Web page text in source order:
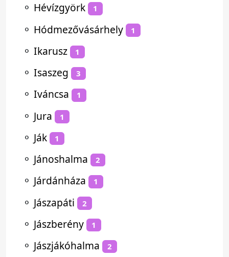
⚬ Hévízgyörk 1
⚬ Hódmezővásárhely 1
⚬ Ikarusz 1
⚬ Isaszeg 3
⚬ Iváncsa 1
⚬ Jura 1
⚬ Ják 1
⚬ Jánoshalma 2
⚬ Járdánháza 1
⚬ Jászapáti 2
⚬ Jászberény 1
⚬ Jászjákóhalma 2